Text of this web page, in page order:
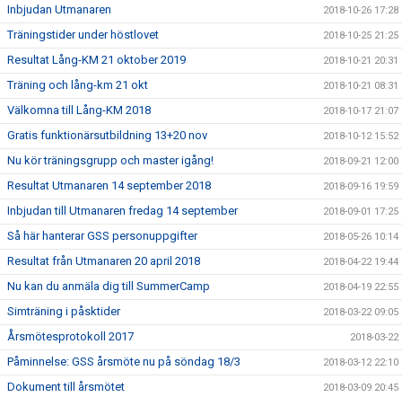
Inbjudan Utmanaren 2018-10-26 17:28
Träningstider under höstlovet 2018-10-25 21:25
Resultat Lång-KM 21 oktober 2019 2018-10-21 20:31
Träning och lång-km 21 okt 2018-10-21 08:31
Välkomna till Lång-KM 2018 2018-10-17 21:07
Gratis funktionärsutbildning 13+20 nov 2018-10-12 15:52
Nu kör träningsgrupp och master igång! 2018-09-21 12:00
Resultat Utmanaren 14 september 2018 2018-09-16 19:59
Inbjudan till Utmanaren fredag 14 september 2018-09-01 17:25
Så här hanterar GSS personuppgifter 2018-05-26 10:14
Resultat från Utmanaren 20 april 2018 2018-04-22 19:44
Nu kan du anmäla dig till SummerCamp 2018-04-19 22:55
Simträning i påsktider 2018-03-22 09:05
Årsmötesprotokoll 2017 2018-03-22
Påminnelse: GSS årsmöte nu på söndag 18/3 2018-03-12 22:10
Dokument till årsmötet 2018-03-09 20:45